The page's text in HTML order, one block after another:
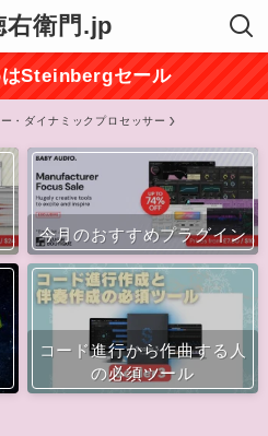
右衛門.jp
Steinbergセール
・ダイナミックプロセッサー
今月のおすすめプラグイン
コード進行から作曲する人
の必須ツール